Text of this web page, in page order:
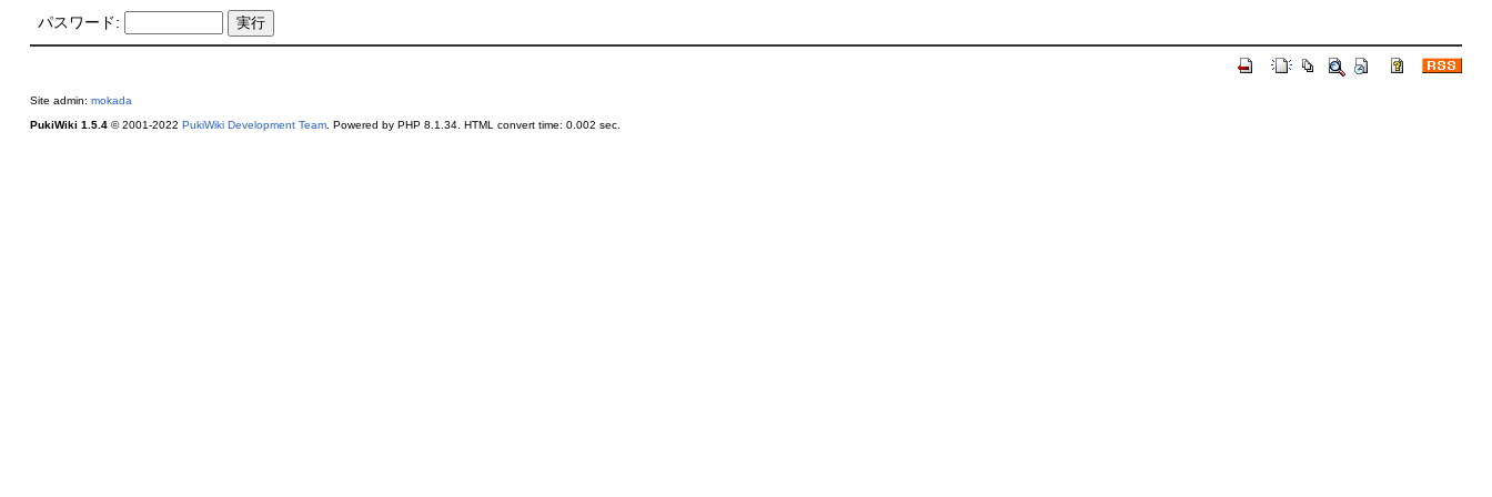
パスワード:
Site admin: mokada
PukiWiki 1.5.4© 2001-2022 PukiWiki Development Team. Powered by PHP 8.1.34. HTML convert time: 0.002 sec.